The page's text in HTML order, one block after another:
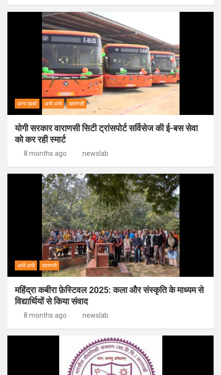
अन्य ख़बरें अभी अभी वाराणसी
योगी सरकार वाराणसी सिटी ट्रांसपोर्ट सर्विसेज की ई-बस सेवा
को कर रही स्मार्ट
8 months ago newslab
अभी अभी वाराणसी
महिंद्रा कबीरा फ़ेस्टिवल 2025: कला और संस्कृति के माध्यम से
विद्यार्थियों से किया संवाद
8 months ago newslab